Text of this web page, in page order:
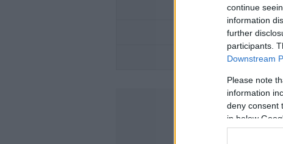
continue
information
further
participants.
Downstream
Please note
information
deny consent
in below
ΜΕΤΑΚΙΝΗΣΗ ΜΕ
Η